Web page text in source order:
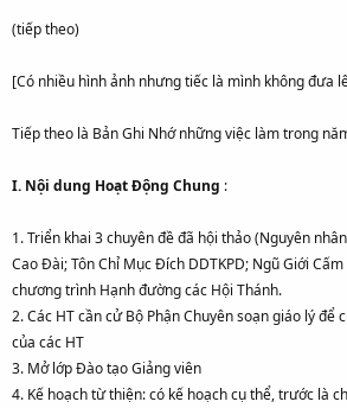
(tiếp theo)
[Có nhiều hình ảnh nhưng tiếc là mình không đưa
Tiếp theo là Bản Ghi Nhớ những việc làm trong
I. Nội dung Hoạt Động Chung :
1. Triển khai 3 chuyên đề đã hội thảo (Nguyên
Cao Đài; Tôn Chỉ Mục Đích DDTKPD; Ngũ Giới
chương trình Hạnh đường các Hội Thánh.
2. Các HT cần cử Bộ Phận Chuyên soạn giáo lý
của các HT
3. Mở lớp Đào tạo Giảng viên
4. Kế hoạch từ thiện: có kế hoạch cụ thể, trước là